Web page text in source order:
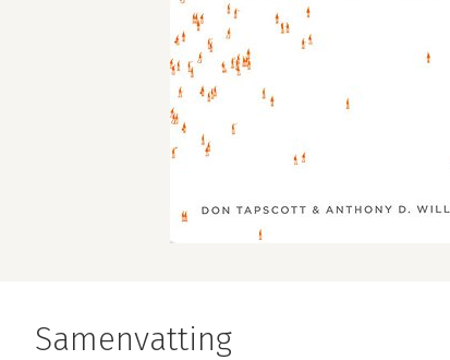
Samenvatting